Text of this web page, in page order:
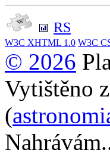
RS
W3C XHTML 1.0 W3C
© 2026
Vytištěno
(